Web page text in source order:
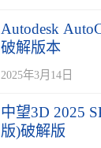
Autodesk
破解版本
2025年3月14日
中望3D 2025
版)破解版